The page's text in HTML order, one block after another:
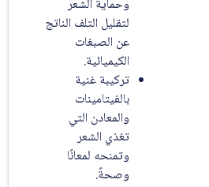
وحماية الشعر
لتقليل التلف الناتج
عن الصبغات
الكيميائية.
تركيبة غنية
بالفيتامينات
والمعادن التي
تغذي الشعر
وتمنحه لمعانًا
وصحةً.